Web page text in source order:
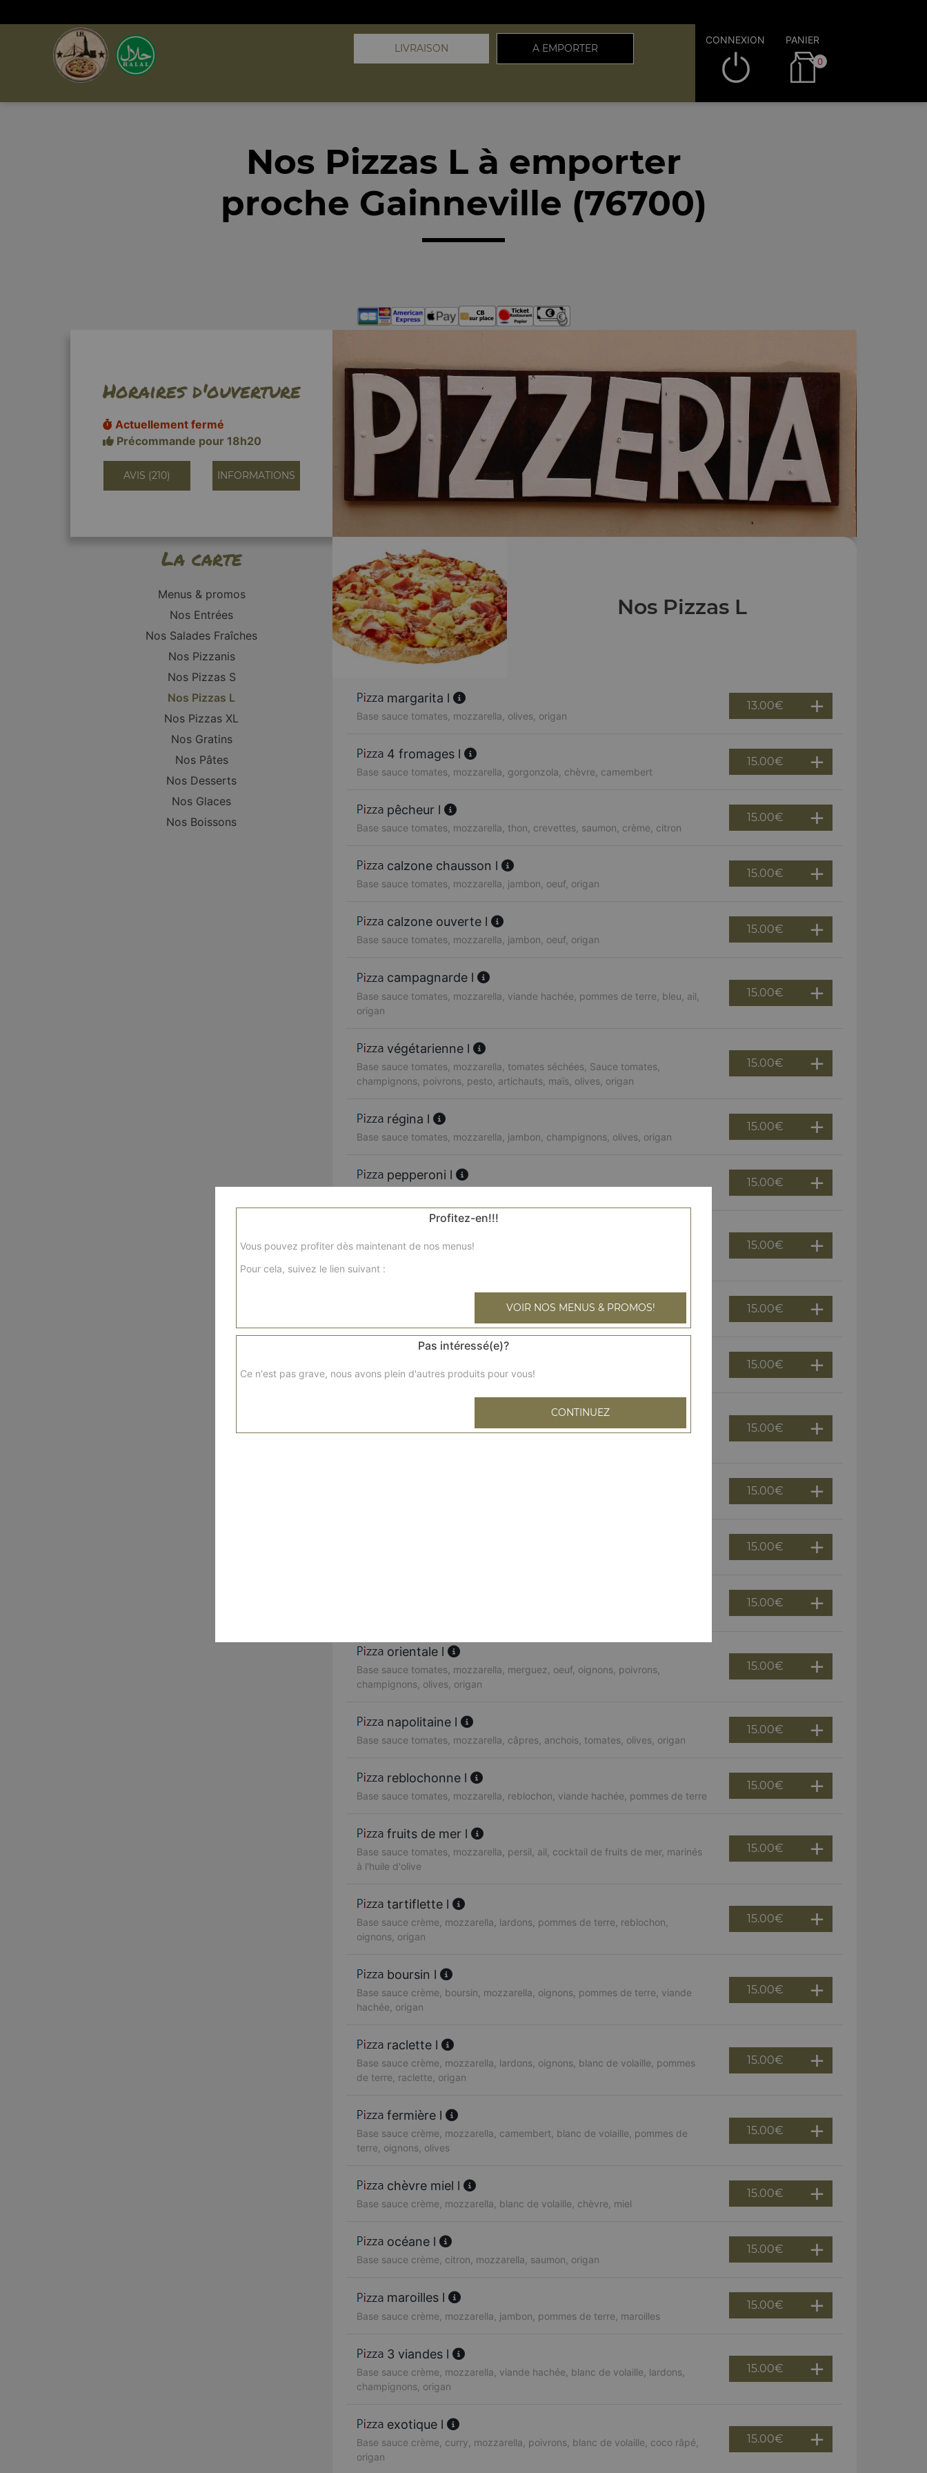
LIVRAISON A EMPORTER
CONNEXION PANIER
0
Nos Pizzas L à emporter
proche Gainneville (76700)
Horaires d'ouverture
Actuellement fermé
Précommande pour 18h20
AVIS (210) INFORMATIONS
La carte
Menus & promos
Nos Entrées
Nos Salades Fraîches
Nos Pizzanis
Nos Pizzas S
Nos Pizzas L
Nos Pizzas XL
Nos Gratins
Nos Pâtes
Nos Desserts
Nos Glaces
Nos Boissons
Nos Pizzas L
margarita l
Base sauce tomates, mozzarella, olives, origan
13.00€
4 fromages l
Base sauce tomates, mozzarella, gorgonzola, chèvre, camembert
15.00€
pêcheur l
Base sauce tomates, mozzarella, thon, crevettes, saumon, crème, citron
15.00€
calzone chausson l
Base sauce tomates, mozzarella, jambon, oeuf, origan
15.00€
calzone ouverte l
Base sauce tomates, mozzarella, jambon, oeuf, origan
15.00€
campagnarde l
Base sauce tomates, mozzarella, viande hachée, pommes de terre, bleu, ail,
origan
15.00€
végétarienne l
Base sauce tomates, mozzarella, tomates séchées, Sauce tomates,
champignons, poivrons, pesto, artichauts, maïs, olives, origan
15.00€
régina l
Base sauce tomates, mozzarella, jambon, champignons, olives, origan
15.00€
pepperoni l
15.00€
Base sauce tomates, mozzarella, chorizo, poivrons, maïs, olives, épices
américaines
15.00€
15.00€
Base sauce tomates, mozzarella, thon, oignons, rondelles de tomates, olives
15.00€
Base sauce barbecue, mozzarella, cornichons, viande hachée, cheddar,
15.00€
15.00€
15.00€
15.00€
orientale l
Base sauce tomates, mozzarella, merguez, oeuf, oignons, poivrons,
champignons, olives, origan
15.00€
napolitaine l
Base sauce tomates, mozzarella, câpres, anchois, tomates, olives, origan
15.00€
reblochonne l
Base sauce tomates, mozzarella, reblochon, viande hachée, pommes de terre
15.00€
fruits de mer l
Base sauce tomates, mozzarella, persil, ail, cocktail de fruits de mer, marinés
à l'huile d'olive
15.00€
tartiflette l
Base sauce crème, mozzarella, lardons, pommes de terre, reblochon,
oignons, origan
15.00€
boursin l
Base sauce crème, boursin, mozzarella, oignons, pommes de terre, viande
hachée, origan
15.00€
raclette l
Base sauce crème, mozzarella, lardons, oignons, blanc de volaille, pommes
de terre, raclette, origan
15.00€
fermière l
Base sauce crème, mozzarella, camembert, blanc de volaille, pommes de
terre, oignons, olives
15.00€
chèvre miel l
Base sauce crème, mozzarella, blanc de volaille, chèvre, miel
15.00€
océane l
Base sauce crème, citron, mozzarella, saumon, origan
15.00€
maroilles l
Base sauce crème, mozzarella, jambon, pommes de terre, maroilles
15.00€
3 viandes l
Base sauce crème, mozzarella, viande hachée, blanc de volaille, lardons,
champignons, origan
15.00€
exotique l
Base sauce crème, curry, mozzarella, poivrons, blanc de volaille, coco râpé,
origan
15.00€
Profitez-en!!!
Vous pouvez profiter dès maintenant de nos menus!
Pour cela, suivez le lien suivant :
VOIR NOS MENUS & PROMOS!
Pas intéressé(e)?
Ce n'est pas grave, nous avons plein d'autres produits pour vous!
CONTINUEZ